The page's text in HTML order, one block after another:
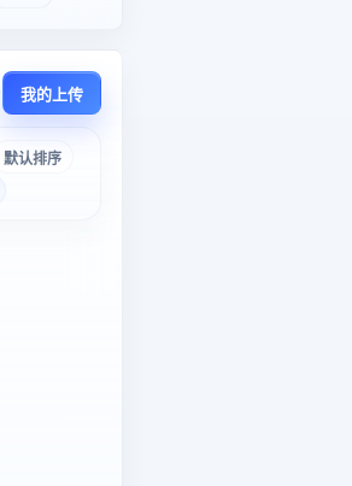
我的上传
默认排序